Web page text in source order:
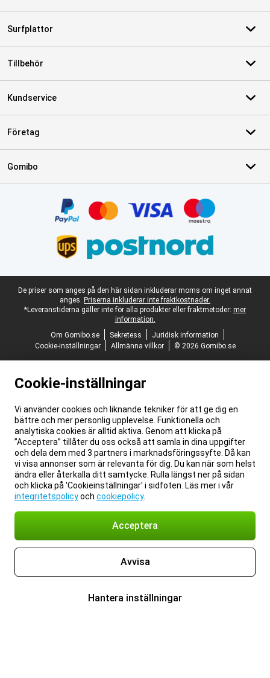
Surfplattor
Tillbehör
Kundservice
Företag
Gomibo
Juridisk fotnot
De priser som anges på den här sidan inkluderar moms om inget annat
anges. Priserna inkluderar inte fraktkostnader.
*Leveranstiderna gäller inte för alla produkter eller fraktmetoder: mer
information.
Om Gomibo.se
Sekretess
Juridisk information
Cookie-inställningar
Allmänna villkor © 2026 Gomibo.se
Cookie-inställningar
Vi använder cookies och liknande tekniker för att ge dig en
bättre och mer personlig upplevelse. Funktionella och
analytiska cookies är alltid aktiva. Genom att klicka på
”Acceptera” tillåter du oss också att samla in dina uppgifter
och dela dem med 3 partners i marknadsföringssyfte. Då kan
vi visa annonser som är relevanta för dig. Du kan när som helst
ändra eller återkalla ditt samtycke. Rulla längst ner på sidan
och klicka på 'Cookieinställningar' i sidfoten. Läs mer i vår
integritetspolicyoch cookiepolicy.
Acceptera
Avvisa
Hantera inställningar